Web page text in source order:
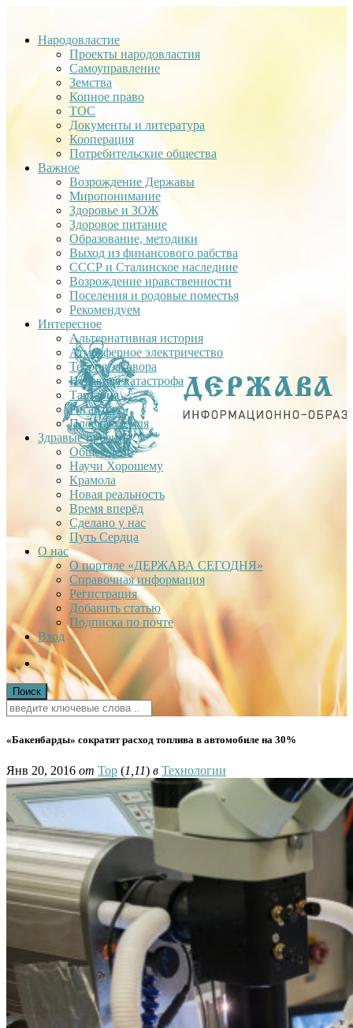
Народовластие
Проекты народовластия
Самоуправление
Земства
Копное право
ТОС
Документы и литература
Кооперация
Потребительские общества
Важное
Возрождение Державы
Миропонимание
Здоровье и ЗОЖ
Здоровое питание
Образование, методики
Выход из финансового рабства
СССР и Сталинское наследние
Возрождение нравственности
Поселения и родовые поместья
Рекомендуем
Интересное
Альтернативная история
Атмосферное электричество
Теория заговора
Недавняя катастрофа
Тартария
Гиганты
Плоская Земля
Здравые проекты
Общее дело
Научи Хорошему
Крамола
Новая реальность
Время вперёд
Сделано у нас
Путь Сердца
О нас
О портале «ДЕРЖАВА СЕГОДНЯ»
Справочная информация
Регистрация
Добавить статью
Подписка по почте
Вход
«Бакенбарды» сократят расход топлива в автомобиле на 30%
Янв 20, 2016 от Тор (1,11) в Технологии